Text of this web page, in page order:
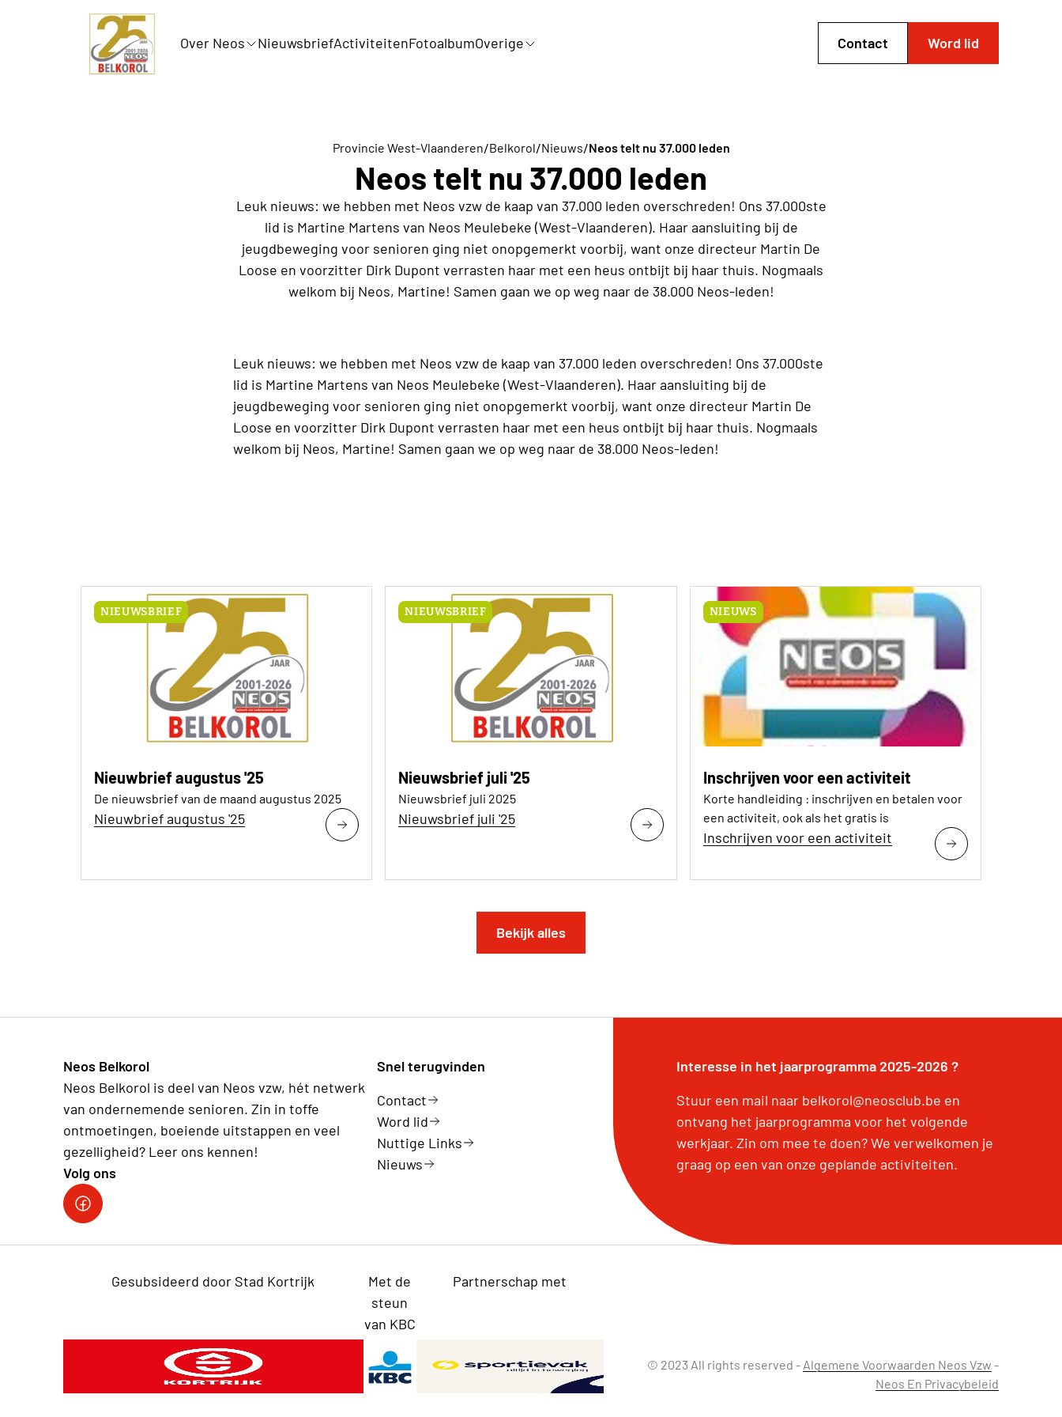
Over Neos NieuwsbriefActiviteitenFotoalbumOverige Contact Word lid
Provincie West-Vlaanderen/Belkorol/Nieuws/Neos telt nu 37.000 leden
Neos telt nu 37.000 leden
Leuk nieuws: we hebben met Neos vzw de kaap van 37.000 leden overschreden! Ons 37.000ste
lid is Martine Martens van Neos Meulebeke (West-Vlaanderen). Haar aansluiting bij de
jeugdbeweging voor senioren ging niet onopgemerkt voorbij, want onze directeur Martin De
Loose en voorzitter Dirk Dupont verrasten haar met een heus ontbijt bij haar thuis. Nogmaals
welkom bij Neos, Martine! Samen gaan we op weg naar de 38.000 Neos-leden!
Leuk nieuws: we hebben met Neos vzw de kaap van 37.000 leden overschreden! Ons 37.000ste
lid is Martine Martens van Neos Meulebeke (West-Vlaanderen). Haar aansluiting bij de
jeugdbeweging voor senioren ging niet onopgemerkt voorbij, want onze directeur Martin De
Loose en voorzitter Dirk Dupont verrasten haar met een heus ontbijt bij haar thuis. Nogmaals
welkom bij Neos, Martine! Samen gaan we op weg naar de 38.000 Neos-leden!
NIEUWSBRIEF
Nieuwbrief augustus '25
De nieuwsbrief van de maand augustus 2025
Nieuwbrief augustus '25
NIEUWSBRIEF
Nieuwsbrief juli '25
Nieuwsbrief juli 2025
Nieuwsbrief juli '25
NIEUWS
Inschrijven voor een activiteit
Korte handleiding : inschrijven en betalen voor
een activiteit, ook als het gratis is
Inschrijven voor een activiteit
Bekijk alles
Neos Belkorol
Neos Belkorol is deel van Neos vzw, hét netwerk
van ondernemende senioren. Zin in toffe
ontmoetingen, boeiende uitstappen en veel
gezelligheid? Leer ons kennen!
Volg ons
Snel terugvinden
Contact
Word lid
Nuttige Links
Nieuws
Interesse in het jaarprogramma 2025-2026 ?
Stuur een mail naar belkorol@neosclub.be en
ontvang het jaarprogramma voor het volgende
werkjaar. Zin om mee te doen? We verwelkomen je
graag op een van onze geplande activiteiten.
Gesubsideerd door Stad Kortrijk
Met de
steun
van KBC
Partnerschap met
© 2023 All rights reserved - Algemene Voorwaarden Neos Vzw -
Neos En Privacybeleid